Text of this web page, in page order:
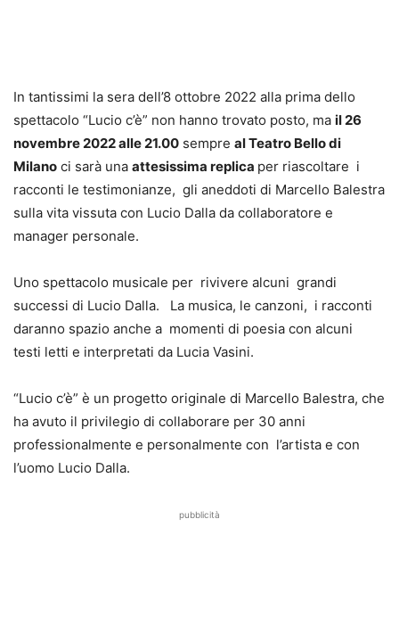
In tantissimi la sera dell’8 ottobre 2022 alla prima dello
spettacolo “Lucio c’è” non hanno trovato posto, ma il 26
novembre 2022 alle 21.00 sempre al Teatro Bello di
Milano ci sarà una attesissima replica per riascoltare i
racconti le testimonianze, gli aneddoti di Marcello Balestra
sulla vita vissuta con Lucio Dalla da collaboratore e
manager personale.
Uno spettacolo musicale per rivivere alcuni grandi
successi di Lucio Dalla. La musica, le canzoni, i racconti
daranno spazio anche a momenti di poesia con alcuni
testi letti e interpretati da Lucia Vasini.
“Lucio c’è” è un progetto originale di Marcello Balestra, che
ha avuto il privilegio di collaborare per 30 anni
professionalmente e personalmente con l’artista e con
l’uomo Lucio Dalla.
pubblicità